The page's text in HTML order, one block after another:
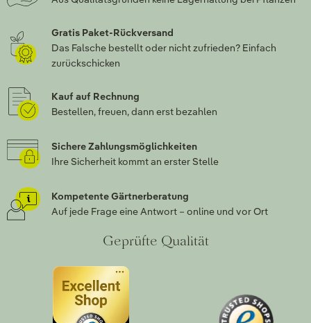
Gratis Paket-Rückversand
Das Falsche bestellt oder nicht zufrieden? Einfach
zurückschicken
Kauf auf Rechnung
Bestellen, freuen, dann erst bezahlen
Sichere Zahlungsmöglichkeiten
Ihre Sicherheit kommt an erster Stelle
Kompetente Gärtnerberatung
Auf jede Frage eine Antwort – online und vor Ort
Geprüfte Qualität